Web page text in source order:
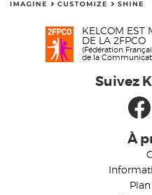
KELCOM EST
DE LA 2FPCO
(Fédération
de la
Suivez
À